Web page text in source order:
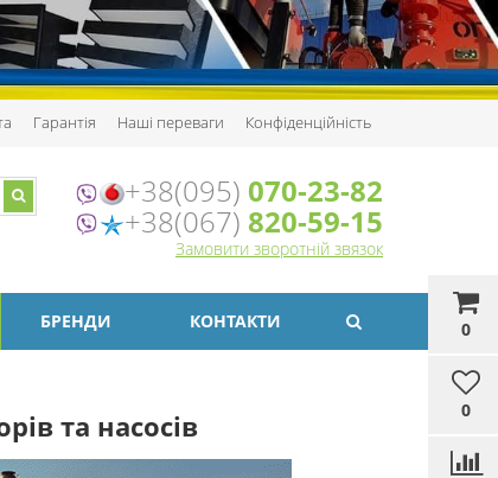
Гарантія Наші переваги Конфіденційність
0
0
+38(095) 070-23-82
+38(067) 820-59-15
Замовити зворотній звязок
БРЕНДИ КОНТАКТИ
та насосів